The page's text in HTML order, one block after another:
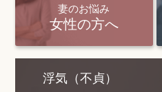
妻のお悩み
女性の方へ
浮気（不貞）